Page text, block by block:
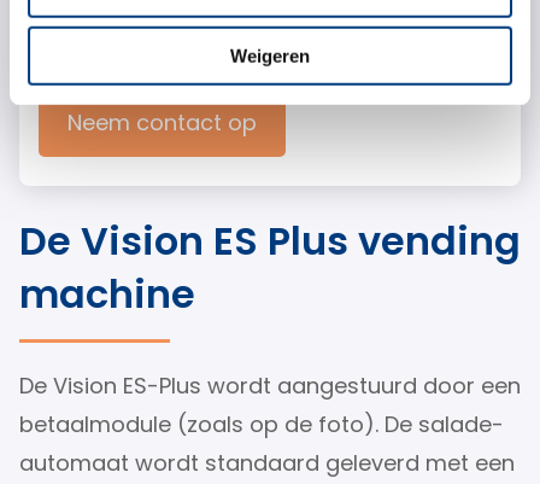
Weigeren
De Vision ES Plus vending
machine
De Vision ES-Plus wordt aangestuurd door een
betaalmodule (zoals op de foto). De salade-
automaat wordt standaard geleverd met een
Download de brochure
Neem contact op